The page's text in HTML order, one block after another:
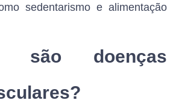
sedentarismo e alimentação
são doenças